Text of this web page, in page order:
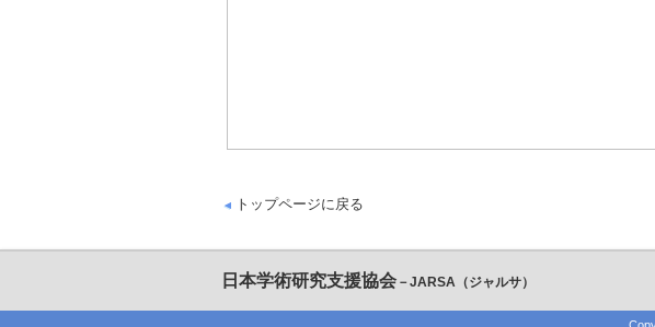
トップページに戻る
日本学術研究支援協会 －JARSA（ジャルサ）